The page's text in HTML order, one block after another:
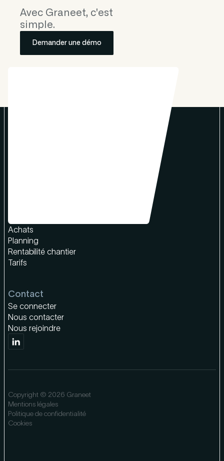
Avec Graneet, c'est
simple.
Demander une démo
Achats
Planning
Rentabilité chantier
Tarifs
Contact
Se connecter
Nous contacter
Nous rejoindre
Copyright © 2026 Graneet
Mentions légales
Politique de confidentialité
Cookies